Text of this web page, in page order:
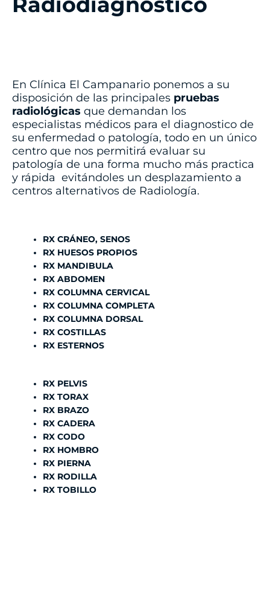
En Clínica El Campanario ponemos a su
disposición de las principales pruebas
radiológicas que demandan los
especialistas médicos para el diagnostico de
su enfermedad o patología, todo en un único
centro que nos permitirá evaluar su
patología de una forma mucho más practica
y rápida evitándoles un desplazamiento a
centros alternativos de Radiología.
RX CRÁNEO, SENOS
RX HUESOS PROPIOS
RX MANDIBULA
RX ABDOMEN
RX COLUMNA CERVICAL
RX COLUMNA COMPLETA
RX COLUMNA DORSAL
RX COSTILLAS
RX ESTERNOS
RX PELVIS
RX TORAX
RX BRAZO
RX CADERA
RX CODO
RX HOMBRO
RX PIERNA
RX RODILLA
RX TOBILLO